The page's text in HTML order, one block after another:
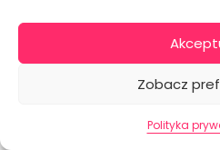
Zobacz
Polityka